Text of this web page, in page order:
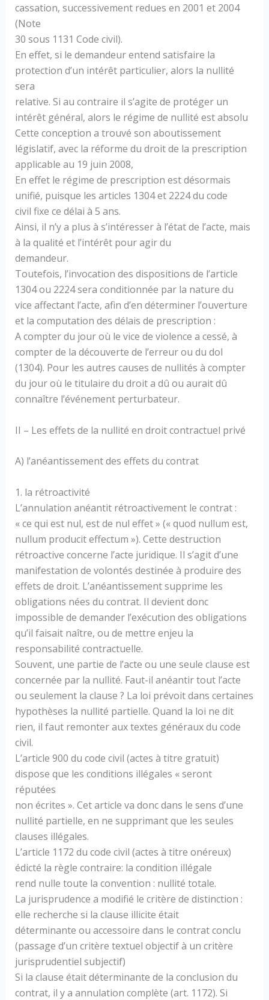
cassation, successivement redues en 2001 et 2004
(Note
30 sous 1131 Code civil).
En effet, si le demandeur entend satisfaire la
protection d’un intérêt particulier, alors la nullité
sera
relative. Si au contraire il s’agite de protéger un
intérêt général, alors le régime de nullité est absolu
Cette conception a trouvé son aboutissement
législatif, avec la réforme du droit de la prescription
applicable au 19 juin 2008,
En effet le régime de prescription est désormais
unifié, puisque les articles 1304 et 2224 du code
civil fixe ce délai à 5 ans.
Ainsi, il n’y a plus à s’intéresser à l’état de l’acte, mais
à la qualité et l’intérêt pour agir du
demandeur.
Toutefois, l’invocation des dispositions de l’article
1304 ou 2224 sera conditionnée par la nature du
vice affectant l’acte, afin d’en déterminer l’ouverture
et la computation des délais de prescription :
A compter du jour où le vice de violence a cessé, à
compter de la découverte de l’erreur ou du dol
(1304). Pour les autres causes de nullités à compter
du jour où le titulaire du droit a dû ou aurait dû
connaître l’événement perturbateur.
II – Les effets de la nullité en droit contractuel privé
A) l’anéantissement des effets du contrat
1. la rétroactivité
L’annulation anéantit rétroactivement le contrat :
« ce qui est nul, est de nul effet » (« quod nullum est,
nullum producit effectum »). Cette destruction
rétroactive concerne l’acte juridique. Il s’agit d’une
manifestation de volontés destinée à produire des
effets de droit. L’anéantissement supprime les
obligations nées du contrat. Il devient donc
impossible de demander l’exécution des obligations
qu’il faisait naître, ou de mettre enjeu la
responsabilité contractuelle.
Souvent, une partie de l’acte ou une seule clause est
concernée par la nullité. Faut-il anéantir tout l’acte
ou seulement la clause ? La loi prévoit dans certaines
hypothèses la nullité partielle. Quand la loi ne dit
rien, il faut remonter aux textes généraux du code
civil.
L’article 900 du code civil (actes à titre gratuit)
dispose que les conditions illégales « seront
réputées
non écrites ». Cet article va donc dans le sens d’une
nullité partielle, en ne supprimant que les seules
clauses illégales.
L’article 1172 du code civil (actes à titre onéreux)
édicté la règle contraire: la condition illégale
rend nulle toute la convention : nullité totale.
La jurisprudence a modifié le critère de distinction :
elle recherche si la clause illicite était
déterminante ou accessoire dans le contrat conclu
(passage d’un critère textuel objectif à un critère
jurisprudentiel subjectif)
Si la clause était déterminante de la conclusion du
contrat, il y a annulation complète (art. 1172). Si